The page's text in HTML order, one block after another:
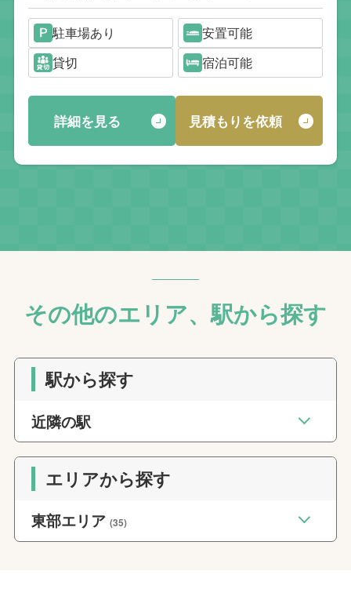
駐車場あり
安置可能
貸切
宿泊可能
詳細を見る 見積もりを依頼
その他のエリア、駅から探す
駅から探す
近隣の駅
エリアから探す
東部エリア(35)